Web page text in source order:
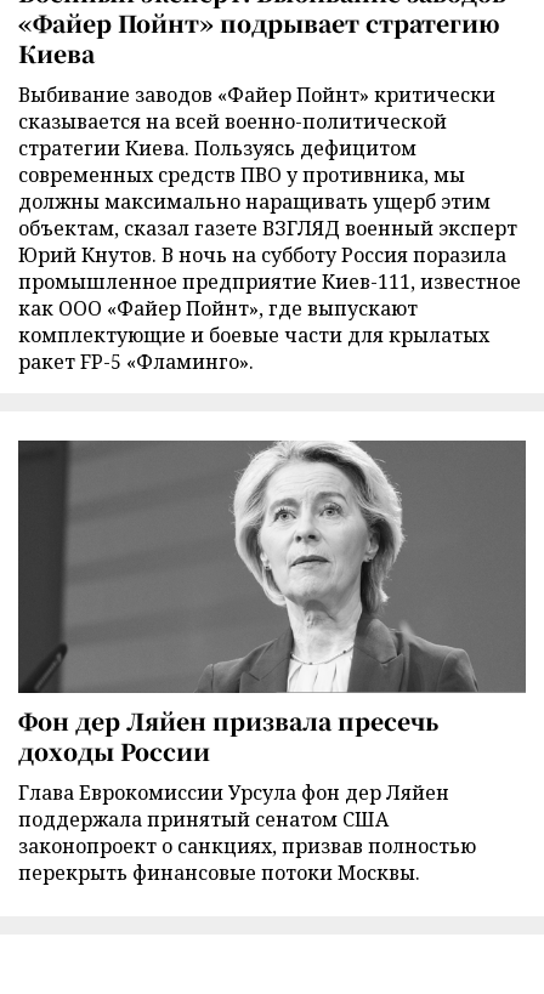
«Файер Пойнт» подрывает стратегию
Киева
Выбивание заводов «Файер Пойнт» критически
сказывается на всей военно-политической
стратегии Киева. Пользуясь дефицитом
современных средств ПВО у противника, мы
должны максимально наращивать ущерб этим
объектам, сказал газете ВЗГЛЯД военный эксперт
Юрий Кнутов. В ночь на субботу Россия поразила
промышленное предприятие Киев-111, известное
как ООО «Файер Пойнт», где выпускают
комплектующие и боевые части для крылатых
ракет FP-5 «Фламинго».
Фон дер Ляйен призвала пресечь
доходы России
Глава Еврокомиссии Урсула фон дер Ляйен
поддержала принятый сенатом США
законопроект о санкциях, призвав полностью
перекрыть финансовые потоки Москвы.